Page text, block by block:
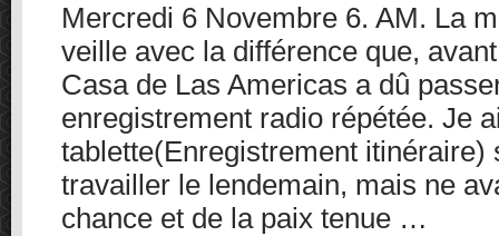
Mercredi 6 Novembre 6. AM. La
veille avec la différence que,
Casa de Las Americas a dû
enregistrement radio répétée. Je
tablette(Enregistrement itinéraire)
travailler le lendemain, mais ne
chance et de la paix tenue …